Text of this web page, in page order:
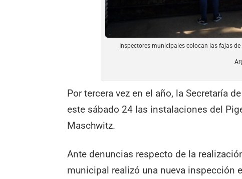
Inspectores municipales colocan las fajas
Por tercera vez en el año, la Secretaría
este sábado 24 las instalaciones del
Maschwitz.
Ante denuncias respecto de la
municipal realizó una nueva inspección